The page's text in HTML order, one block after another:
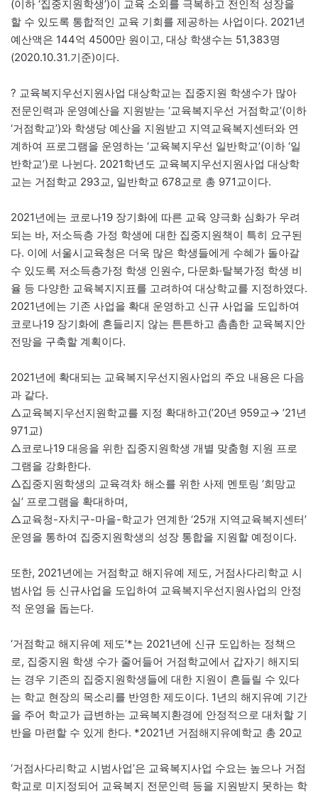
(이하 ‘집중지원학생’)이 교육 소외를 극복하고 전인적 성장을
할 수 있도록 통합적인 교육 기회를 제공하는 사업이다. 2021년
예산액은 144억 4500만 원이고, 대상 학생수는 51,383명
(2020.10.31.기준)이다.
? 교육복지우선지원사업 대상학교는 집중지원 학생수가 많아
전문인력과 운영예산을 지원받는 ‘교육복지우선 거점학교’(이하
‘거점학교’)와 학생당 예산을 지원받고 지역교육복지센터와 연
계하여 프로그램을 운영하는 ‘교육복지우선 일반학교’(이하 ‘일
반학교’)로 나뉜다. 2021학년도 교육복지우선지원사업 대상학
교는 거점학교 293교, 일반학교 678교로 총 971교이다.
2021년에는 코로나19 장기화에 따른 교육 양극화 심화가 우려
되는 바, 저소득층 가정 학생에 대한 집중지원책이 특히 요구된
다. 이에 서울시교육청은 더욱 많은 학생들에게 수혜가 돌아갈
수 있도록 저소득층가정 학생 인원수, 다문화·탈북가정 학생 비
율 등 다양한 교육복지지표를 고려하여 대상학교를 지정하였다.
2021년에는 기존 사업을 확대 운영하고 신규 사업을 도입하여
코로나19 장기화에 흔들리지 않는 튼튼하고 촘촘한 교육복지안
전망을 구축할 계획이다.
2021년에 확대되는 교육복지우선지원사업의 주요 내용은 다음
과 같다.
△교육복지우선지원학교를 지정 확대하고(’20년 959교→ ’21년
971교)
△코로나19 대응을 위한 집중지원학생 개별 맞춤형 지원 프로
그램을 강화한다.
△집중지원학생의 교육격차 해소를 위한 사제 멘토링 ‘희망교
실’ 프로그램을 확대하며,
△교육청-자치구-마을-학교가 연계한 ‘25개 지역교육복지센터’
운영을 통하여 집중지원학생의 성장 통합을 지원할 예정이다.
또한, 2021년에는 거점학교 해지유예 제도, 거점사다리학교 시
범사업 등 신규사업을 도입하여 교육복지우선지원사업의 안정
적 운영을 돕는다.
‘거점학교 해지유예 제도’*는 2021년에 신규 도입하는 정책으
로, 집중지원 학생 수가 줄어들어 거점학교에서 갑자기 해지되
는 경우 기존의 집중지원학생들에 대한 지원이 흔들릴 수 있다
는 학교 현장의 목소리를 반영한 제도이다. 1년의 해지유예 기간
을 주어 학교가 급변하는 교육복지환경에 안정적으로 대처할 기
반을 마련할 수 있게 한다. *2021년 거점해지유예학교 총 20교
‘거점사다리학교 시범사업’은 교육복지사업 수요는 높으나 거점
학교로 미지정되어 교육복지 전문인력 등을 지원받지 못하는 학